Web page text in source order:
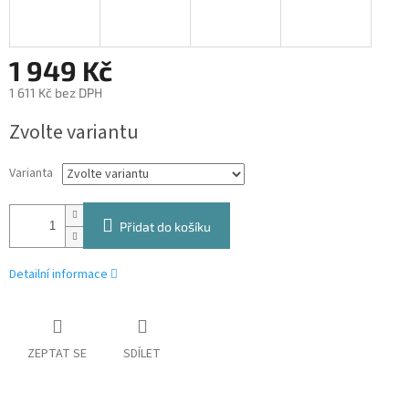
1 949 Kč
1 611 Kč bez DPH
cena:
Zvolte variantu
Varianta
Přidat do košíku
Detailní informace
ZEPTAT SE SDÍLET